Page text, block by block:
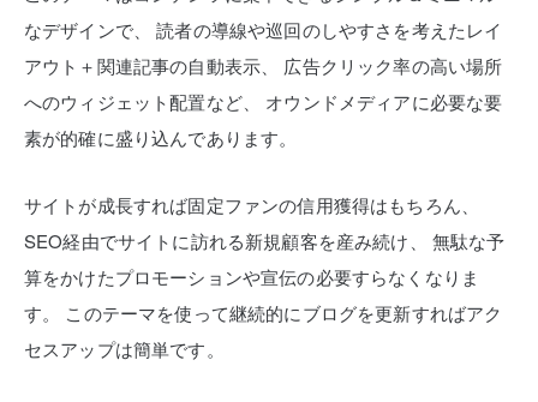
なデザインで、
読者の導線や巡回のしやすさを考えたレイ
アウト＋関連記事の自動表示、
広告クリック率の高い場所
へのウィジェット配置など、
オウンドメディアに必要な要
素が的確に盛り込んであります。
サイトが成長すれば固定ファンの信用獲得はもちろん、
SEO経由でサイトに訪れる新規顧客を産み続け、
無駄な予
算をかけたプロモーションや宣伝の必要すらなくなりま
す。
このテーマを使って継続的にブログを更新すればアク
セスアップは簡単です。